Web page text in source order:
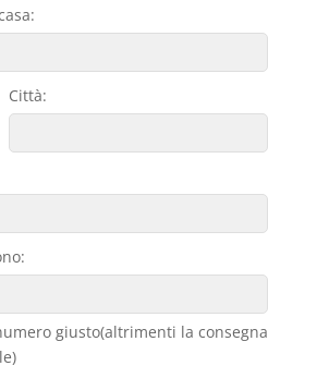
Città:
giusto(altrimenti la consegna